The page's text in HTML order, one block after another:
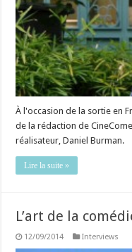
À l'occasion de la sortie en
de la rédaction de
réalisateur, Daniel Burman.
Lire la suite »
L’art de la
12/09/2014 Interviews